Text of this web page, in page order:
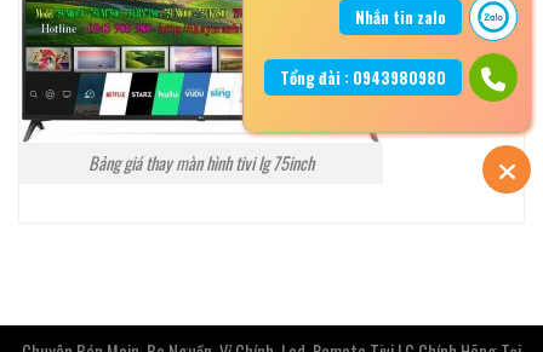
Bảng giá thay màn hình tivi lg 75inch
Nhắn tin zalo
Tổng đài : 0943980980